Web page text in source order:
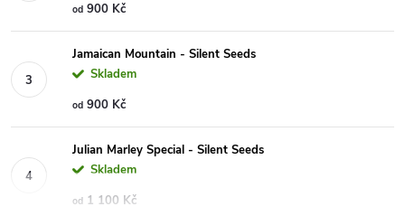
od 900 Kč
Jamaican Mountain - Silent Seeds
Skladem
od 900 Kč
Julian Marley Special - Silent Seeds
Skladem
od 1 100 Kč